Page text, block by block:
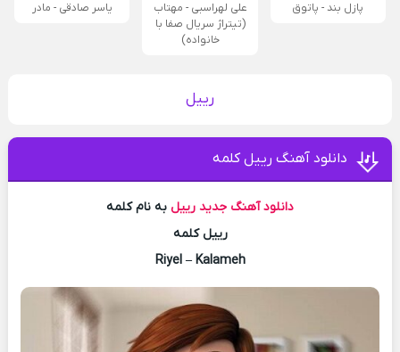
پازل بند - پاتوق
علی لهراسبی - مهتاب
(تیتراژ سریال صفا با
خانواده)
یاسر صادقی - مادر
رییل
دانلود آهنگ رییل کلمه
دانلود آهنگ جدید رییل به نام کلمه
رییل کلمه
Riyel – Kalameh